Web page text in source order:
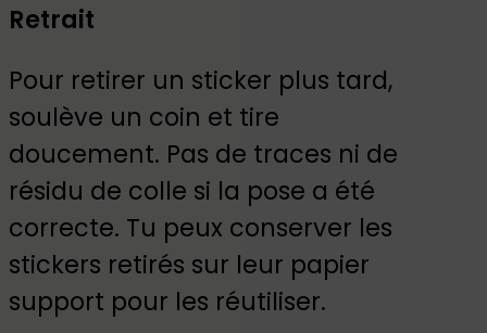
Retrait
Pour retirer un sticker plus tard,
soulève un coin et tire
doucement. Pas de traces ni de
résidu de colle si la pose a été
correcte. Tu peux conserver les
stickers retirés sur leur papier
support pour les réutiliser.